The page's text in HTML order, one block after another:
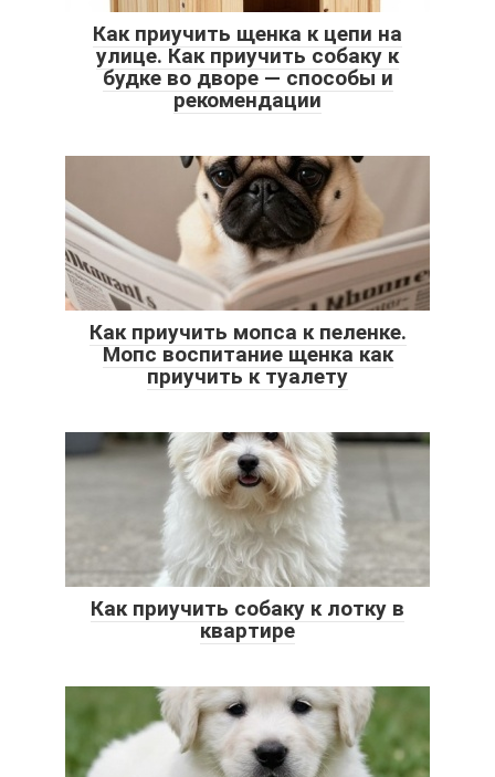
Как приучить щенка к цепи на
улице. Как приучить собаку к
будке во дворе — способы и
рекомендации
Как приучить мопса к пеленке.
Мопс воспитание щенка как
приучить к туалету
Как приучить собаку к лотку в
квартире